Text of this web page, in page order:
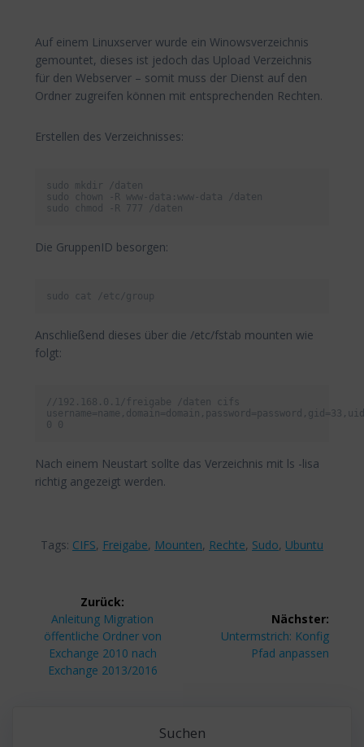
Auf einem Linuxserver wurde ein Winowsverzeichnis
gemountet, dieses ist jedoch das Upload Verzeichnis
für den Webserver – somit muss der Dienst auf den
Ordner zugreifen können mit entsprechenden Rechten.
Erstellen des Verzeichnisses:
sudo mkdir /daten
sudo chown -R www-data:www-data /daten
sudo chmod -R 777 /daten
Die GruppenID besorgen:
sudo cat /etc/group
Anschließend dieses über die /etc/fstab mounten wie
folgt:
//192.168.0.1/freigabe /daten cifs
0 0
Nach einem Neustart sollte das Verzeichnis mit ls -lisa
richtig angezeigt werden.
Tags: CIFS, Freigabe, Mounten, Rechte, Sudo, Ubuntu
Beitragsnavigation
Zurück:
Vorheriger
Beitrag:
Anleitung Migration
öffentliche Ordner von
Exchange 2010 nach
Exchange 2013/2016
Nächster:
Nächster
Beitrag:
Untermstrich: Konfig
Pfad anpassen
Suchen